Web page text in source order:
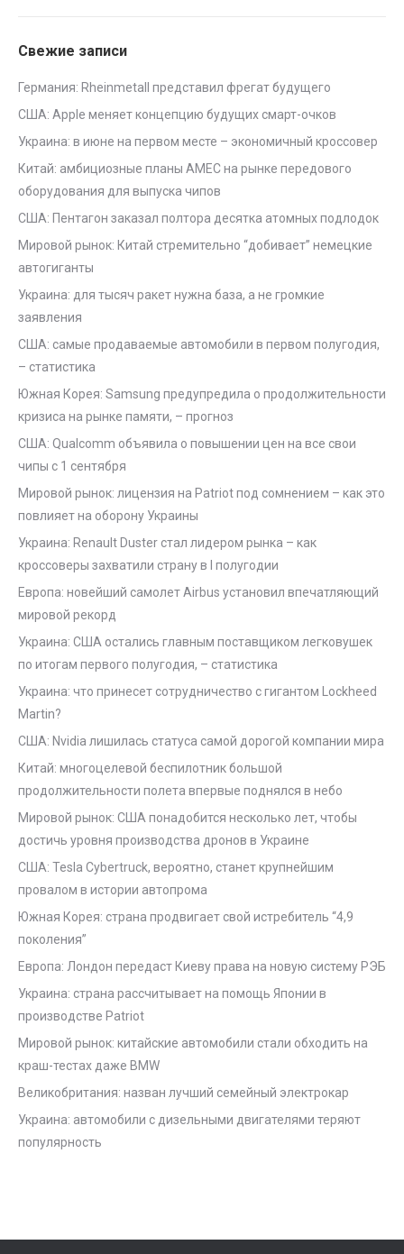
Свежие записи
Германия: Rheinmetall представил фрегат будущего
США: Apple меняет концепцию будущих смарт-очков
Украина: в июне на первом месте – экономичный кроссовер
Китай: амбициозные планы AMEC на рынке передового
оборудования для выпуска чипов
США: Пентагон заказал полтора десятка атомных подлодок
Мировой рынок: Китай стремительно “добивает” немецкие
автогиганты
Украина: для тысяч ракет нужна база, а не громкие
заявления
США: самые продаваемые автомобили в первом полугодия,
– статистика
Южная Корея: Samsung предупредила о продолжительности
кризиса на рынке памяти, – прогноз
США: Qualcomm объявила о повышении цен на все свои
чипы с 1 сентября
Мировой рынок: лицензия на Patriot под сомнением – как это
повлияет на оборону Украины
Украина: Renault Duster стал лидером рынка – как
кроссоверы захватили страну в I полугодии
Европа: новейший самолет Airbus установил впечатляющий
мировой рекорд
Украина: США остались главным поставщиком легковушек
по итогам первого полугодия, – статистика
Украина: что принесет сотрудничество с гигантом Lockheed
Martin?
США: Nvidia лишилась статуса самой дорогой компании мира
Китай: многоцелевой беспилотник большой
продолжительности полета впервые поднялся в небо
Мировой рынок: США понадобится несколько лет, чтобы
достичь уровня производства дронов в Украине
США: Tesla Cybertruck, вероятно, станет крупнейшим
провалом в истории автопрома
Южная Корея: страна продвигает свой истребитель “4,9
поколения”
Европа: Лондон передаст Киеву права на новую систему РЭБ
Украина: страна рассчитывает на помощь Японии в
производстве Patriot
Мировой рынок: китайские автомобили стали обходить на
краш-тестах даже BMW
Великобритания: назван лучший семейный электрокар
Украина: автомобили с дизельными двигателями теряют
популярность